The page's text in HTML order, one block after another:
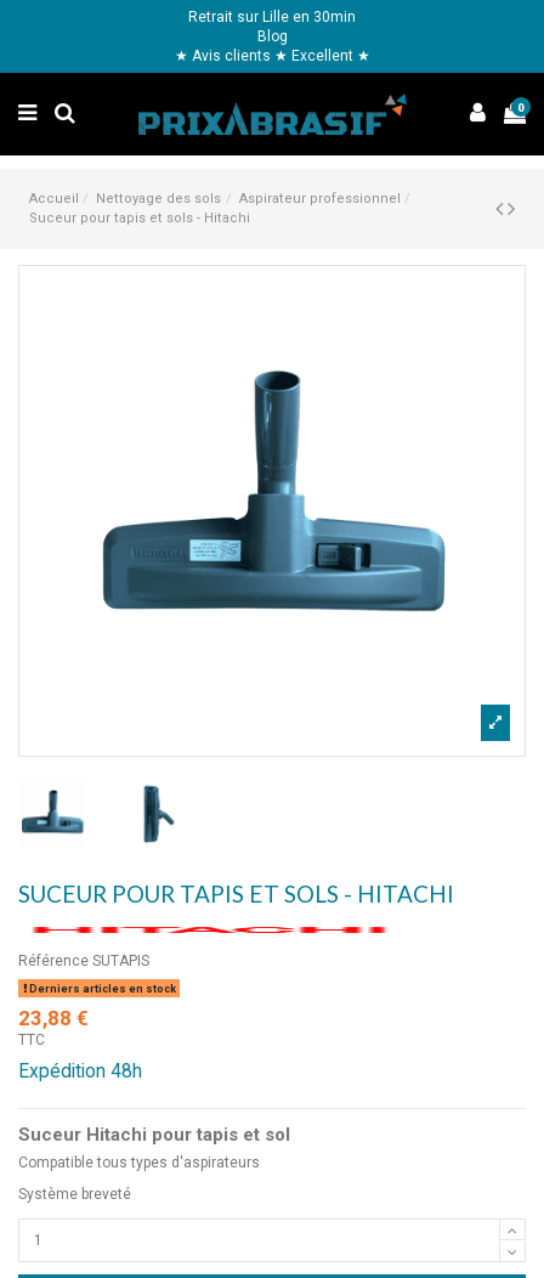
Retrait sur Lille en 30min
Blog
★ Avis clients ★ Excellent ★
0
Accueil Nettoyage des sols
Aspirateur professionnel
Suceur pour tapis et sols - Hitachi
SUCEUR POUR TAPIS ET SOLS - HITACHI
Référence SUTAPIS
Derniers articles en stock
23,88 €
TTC
Expédition 48h
Suceur Hitachi pour tapis et sol
Compatible tous types d'aspirateurs
Système breveté